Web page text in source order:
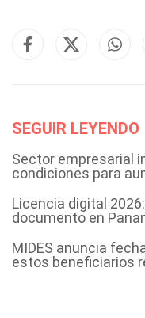
SEGUIR LEYENDO
Sector empresarial
condiciones para
Licencia digital
documento en
MIDES anuncia
estos beneficiarios